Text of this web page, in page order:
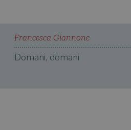
Francesca Giannone
Domani, domani